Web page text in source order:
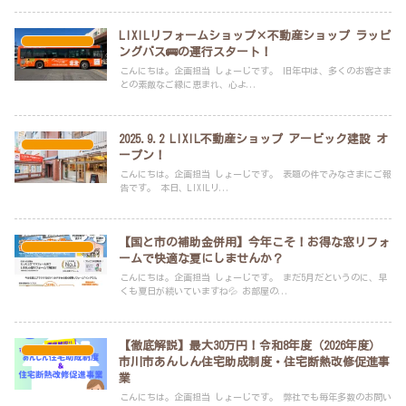
LIXILリフォームショップ×不動産ショップ ラッピ
ングバス🚌の運行スタート！
こんにちは。企画担当 しょーじです。 旧年中は、多くのお客さま
との素敵なご縁に恵まれ、心よ...
2025.9.2 LIXIL不動産ショップ アービック建設 オ
ープン！
こんにちは。企画担当 しょーじです。 表題の件でみなさまにご報
告です。 本日、LIXILリ...
【国と市の補助金併用】今年こそ！お得な窓リフォ
ームで快適な夏にしませんか？
こんにちは。企画担当 しょーじです。 まだ5月だというのに、早
くも夏日が続いていますね💦 お部屋の...
【徹底解説】最大30万円！令和8年度（2026年度）
市川市あんしん住宅助成制度・住宅断熱改修促進事
業
こんにちは。企画担当 しょーじです。 弊社でも毎年多数のお問い